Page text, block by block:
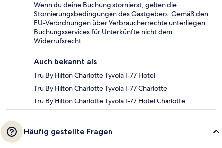
Wenn du deine Buchung stornierst, gelten die
Stornierungsbedingungen des Gastgebers. Gemäß den
EU-Verordnungen über Verbraucherrechte unterliegen
Buchungsservices für Unterkünfte nicht dem
Widerrufsrecht.
Auch bekannt als
Tru By Hilton Charlotte Tyvola I-77 Hotel
Tru By Hilton Charlotte Tyvola I-77 Charlotte
Tru By Hilton Charlotte Tyvola I-77 Hotel Charlotte
Häufig gestellte Fragen